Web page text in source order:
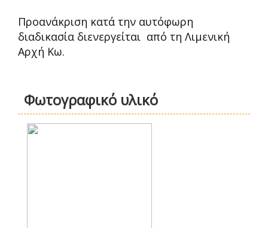
Προανάκριση κατά την αυτόφωρη
διαδικασία διενεργείται από τη Λιμενική
Αρχή Κω.
Φωτογραφικό υλικό